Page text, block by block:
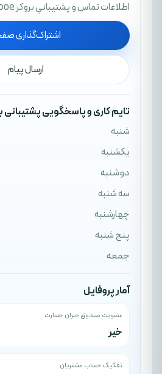
اطلاعات تماس و پشتيباني بروکر Zooe
اشتراک‌گذاری
ارسال پیام
تایم کاری و پاسخگویی پشتیبانی
شنبه
یکشنبه
دوشنبه
سه شنبه
چهارشنبه
پنج شنبه
جمعه
آمار پروفایل
عضویت صندوق جبران خسارت
خیر
تفکیک حساب مشتریان